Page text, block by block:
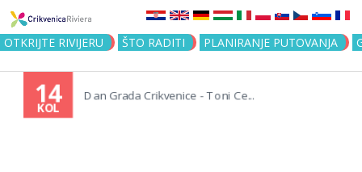
Jump to navigation
OTKRIJTE RIVIJERU ŠTO RADITI PLANIRANJE PUTOVANJA
14 Dan Grada Crikvenice - Toni Ce...